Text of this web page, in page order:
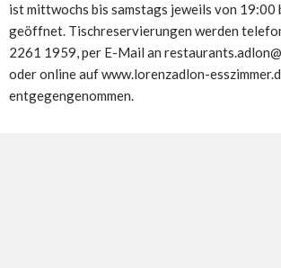
ist mittwochs bis samstags jeweils von 19:00
geöffnet. Tischreservierungen werden
2261 1959, per E-Mail an
oder online auf www.lorenzadlon-
entgegengenommen.